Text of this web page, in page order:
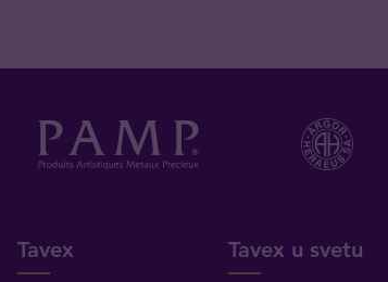
Tavex Tavex u svetu